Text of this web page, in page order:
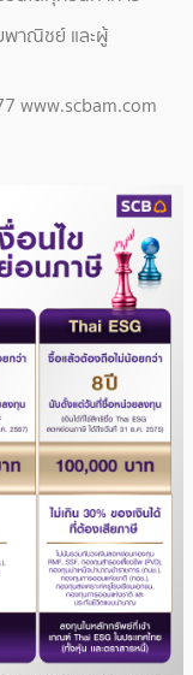
พาณิชย์ และผู้
www.scbam.com